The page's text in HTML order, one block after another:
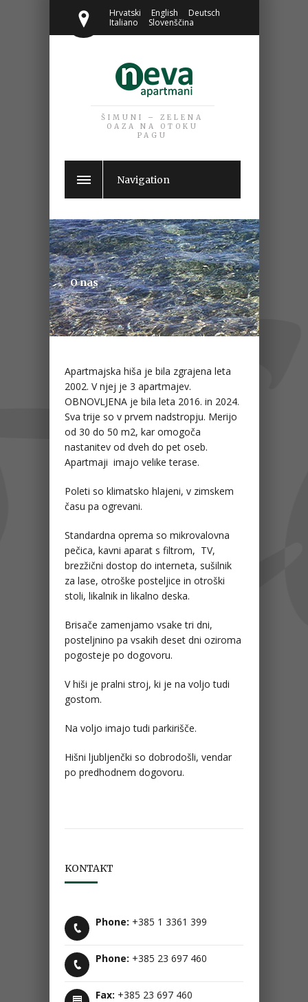
Hrvatski English
Deutsch
Italiano
Slovenščina
ŠIMUNI – ZELENA
OAZA NA OTOKU
PAGU
Navigation
O nas
Apartmajska hiša je bila zgrajena leta
2002. V njej je 3 apartmajev.
OBNOVLJENA je bila leta 2016. in 2024.
Sva trije so v prvem nadstropju. Merijo
od 30 do 50 m2, kar omogoča
nastanitev od dveh do pet oseb.
Apartmaji imajo velike terase.
Poleti so klimatsko hlajeni, v zimskem
času pa ogrevani.
Standardna oprema so mikrovalovna
pečica, kavni aparat s filtrom, TV,
brezžični dostop do interneta, sušilnik
za lase, otroške posteljice in otroški
stoli, likalnik in likalno deska.
Brisače zamenjamo vsake tri dni,
posteljnino pa vsakih deset dni oziroma
pogosteje po dogovoru.
V hiši je pralni stroj, ki je na voljo tudi
gostom.
Na voljo imajo tudi parkirišče.
Hišni ljubljenčki so dobrodošli, vendar
po predhodnem dogovoru.
KONTAKT
Phone: +385 1 3361 399
Phone: +385 23 697 460
Fax: +385 23 697 460